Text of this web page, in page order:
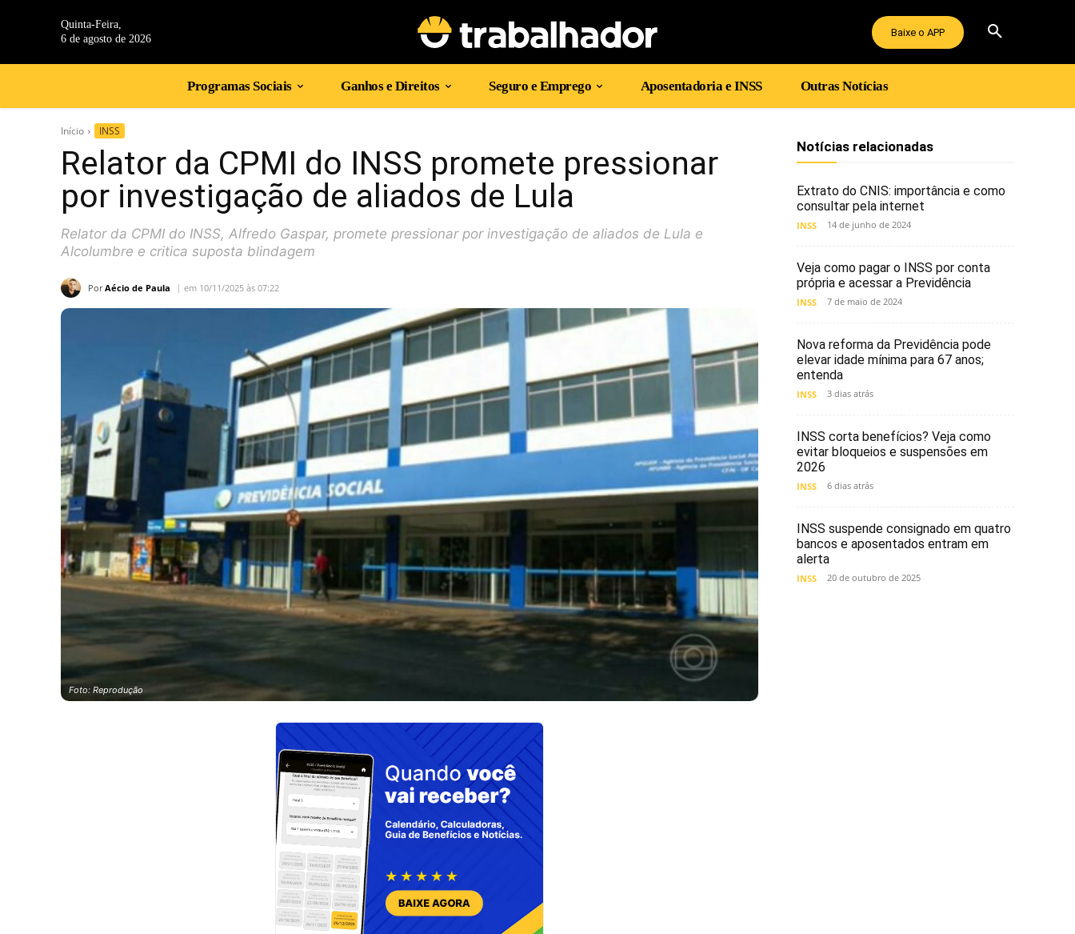
Quinta-Feira,
6 de agosto de 2026
Baixe o APP
Programas Sociais Ganhos e Direitos Seguro e Emprego Aposentadoria e INSS Outras Notícias
Início INSS
Relator da CPMI do INSS promete pressionar
por investigação de aliados de Lula
Relator da CPMI do INSS, Alfredo Gaspar, promete pressionar por investigação de aliados de Lula e
Alcolumbre e critica suposta blindagem
Por Aécio de Paula em 10/11/2025 às 07:22
Foto: Reprodução
Notícias relacionadas
Extrato do CNIS: importância e como
consultar pela internet
INSS 14 de junho de 2024
Veja como pagar o INSS por conta
própria e acessar a Previdência
INSS 7 de maio de 2024
Nova reforma da Previdência pode
elevar idade mínima para 67 anos;
entenda
INSS 3 dias atrás
INSS corta benefícios? Veja como
evitar bloqueios e suspensões em
2026
INSS 6 dias atrás
INSS suspende consignado em quatro
bancos e aposentados entram em
alerta
INSS 20 de outubro de 2025